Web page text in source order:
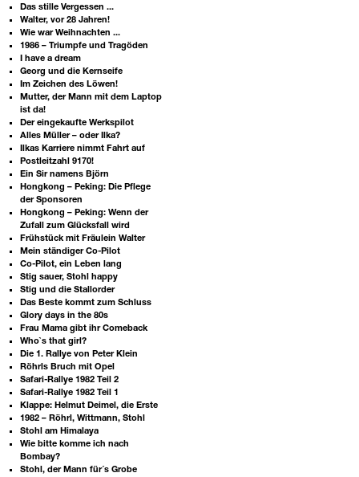
Das stille Vergessen ...
Walter, vor 28 Jahren!
Wie war Weihnachten ...
1986 – Triumpfe und Tragöden
I have a dream
Georg und die Kernseife
Im Zeichen des Löwen!
Mutter, der Mann mit dem Laptop
ist da!
Der eingekaufte Werkspilot
Alles Müller – oder Ilka?
Ilkas Karriere nimmt Fahrt auf
Postleitzahl 9170!
Ein Sir namens Björn
Hongkong – Peking: Die Pflege
der Sponsoren
Hongkong – Peking: Wenn der
Zufall zum Glücksfall wird
Frühstück mit Fräulein Walter
Mein ständiger Co-Pilot
Co-Pilot, ein Leben lang
Stig sauer, Stohl happy
Stig und die Stallorder
Das Beste kommt zum Schluss
Glory days in the 80s
Frau Mama gibt ihr Comeback
Who`s that girl?
Die 1. Rallye von Peter Klein
Röhrls Bruch mit Opel
Safari-Rallye 1982 Teil 2
Safari-Rallye 1982 Teil 1
Klappe: Helmut Deimel, die Erste
1982 – Röhrl, Wittmann, Stohl
Stohl am Himalaya
Wie bitte komme ich nach
Bombay?
Stohl, der Mann für´s Grobe